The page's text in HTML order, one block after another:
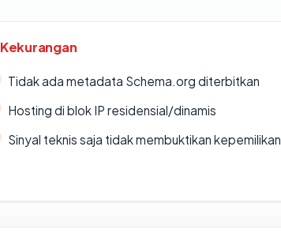
Kekurangan
Tidak ada metadata Schema.org diterbitkan
Hosting di blok IP residensial/dinamis
Sinyal teknis saja tidak membuktikan kepemilikan